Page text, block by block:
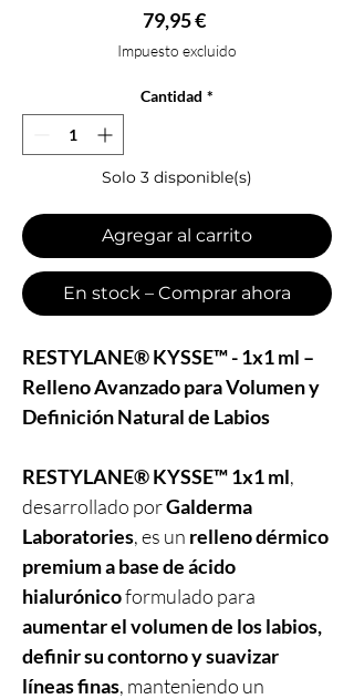
79,95 €Precio
Impuesto excluido
Cantidad *
Solo 3 disponible(s)
Agregar al carrito
En stock – Comprar ahora
RESTYLANE® KYSSE™ - 1x1 ml –
Relleno Avanzado para Volumen y
Definición Natural de Labios
RESTYLANE® KYSSE™ 1x1 ml,
desarrollado porGalderma
Laboratories, es un relleno dérmico
premium a base de ácido
hialurónicoformulado para
aumentar el volumen de los labios,
definir su contorno y suavizar
líneas finas, manteniendo un